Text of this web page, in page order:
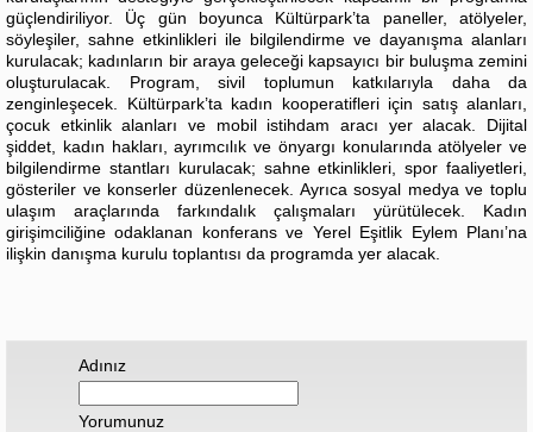
güçlendiriliyor. Üç gün boyunca Kültürpark’ta paneller, atölyeler,
söyleşiler, sahne etkinlikleri ile bilgilendirme ve dayanışma alanları
kurulacak; kadınların bir araya geleceği kapsayıcı bir buluşma zemini
oluşturulacak. Program, sivil toplumun katkılarıyla daha da
zenginleşecek. Kültürpark’ta kadın kooperatifleri için satış alanları,
çocuk etkinlik alanları ve mobil istihdam aracı yer alacak. Dijital
şiddet, kadın hakları, ayrımcılık ve önyargı konularında atölyeler ve
bilgilendirme stantları kurulacak; sahne etkinlikleri, spor faaliyetleri,
gösteriler ve konserler düzenlenecek. Ayrıca sosyal medya ve toplu
ulaşım araçlarında farkındalık çalışmaları yürütülecek. Kadın
girişimciliğine odaklanan konferans ve Yerel Eşitlik Eylem Planı’na
ilişkin danışma kurulu toplantısı da programda yer alacak.
Adınız
Yorumunuz